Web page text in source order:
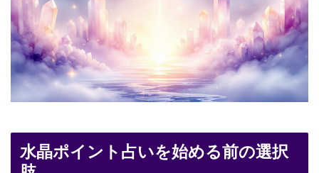
水晶ポイント占いを始める前の選択